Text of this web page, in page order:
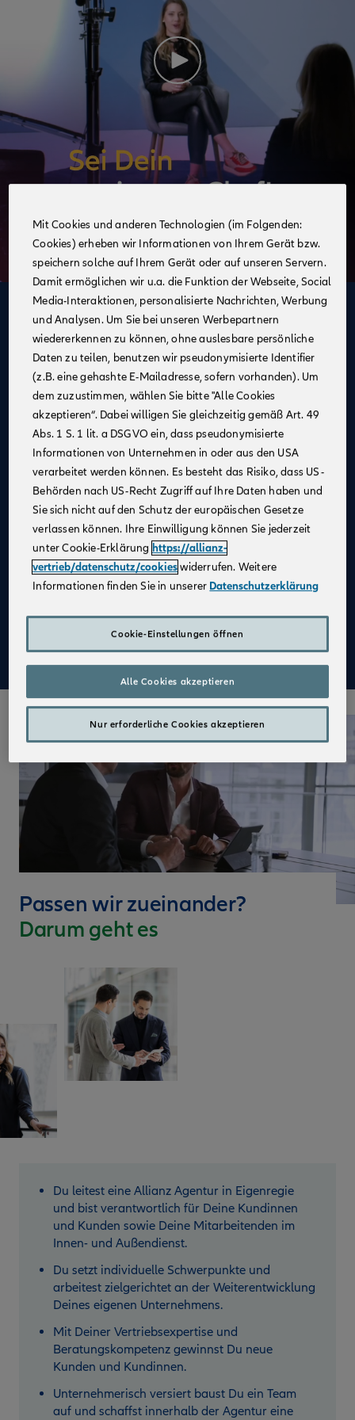
Deine Vorteile
im Vertrieb der Allianz
Allianz alsstarker Partnerundstarke Marke
Businesspläne mitErfolgsgarantie
Unterstützung bei derUnternehmensgründung
Bestehender Kundenstamm
Qualifizierte Weiterbildung
Attraktive Verdienstmöglichkeiten
Digitale Verkaufsinstrumente
KostenfreieUnterstützung durch
Fachspezialist:innen
Aufbau einerAltersvorsorge
Mehr zu Deinen Vorteilen im Vertrieb der Allianz
Passen wir zueinander?
Darum geht es
Du leitest eine Allianz Agentur in Eigenregie
und bist verantwortlich für Deine Kundinnen
und Kunden sowie Deine Mitarbeitenden im
Innen- und Außendienst.
Du setzt individuelle Schwerpunkte und
arbeitest zielgerichtet an der Weiterentwicklung
Deines eigenen Unternehmens.
Mit Deiner Vertriebsexpertise und
Beratungskompetenz gewinnst Du neue
Kunden und Kundinnen.
Unternehmerisch versiert baust Du ein Team
auf und schaffst innerhalb der Agentur eine
Mit Cookies und anderen Technologien (im Folgenden:
Cookies) erheben wir Informationen von Ihrem Gerät bzw.
speichern solche auf Ihrem Gerät oder auf unseren Servern.
Damit ermöglichen wir u.a. die Funktion der Webseite, Social
Media-Interaktionen, personalisierte Nachrichten, Werbung
und Analysen. Um Sie bei unseren Werbepartnern
wiedererkennen zu können, ohne auslesbare persönliche
Daten zu teilen, benutzen wir pseudonymisierte Identifier
(z.B. eine gehashte E-Mailadresse, sofern vorhanden). Um
dem zuzustimmen, wählen Sie bitte "Alle Cookies
akzeptieren“. Dabei willigen Sie gleichzeitig gemäß Art. 49
Abs. 1 S. 1 lit. a DSGVO ein, dass pseudonymisierte
Informationen von Unternehmen in oder aus den USA
verarbeitet werden können. Es besteht das Risiko, dass US-
Behörden nach US-Recht Zugriff auf Ihre Daten haben und
Sie sich nicht auf den Schutz der europäischen Gesetze
verlassen können. Ihre Einwilligung können Sie jederzeit
unter Cookie-Erklärung https://allianz-
vertrieb/datenschutz/cookieswiderrufen. Weitere
Informationen finden Sie in unserer Datenschutzerklärung
Cookie-Einstellungen öffnen
Nur erforderliche Cookies akzeptieren
Alle Cookies akzeptieren